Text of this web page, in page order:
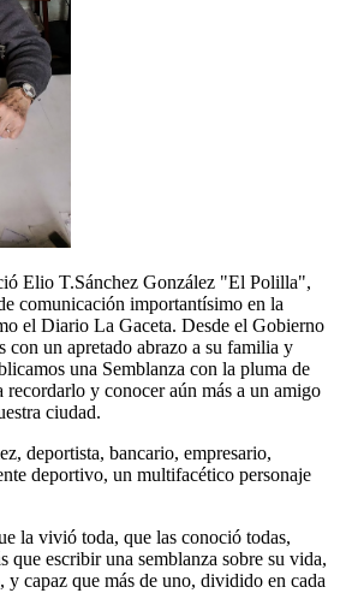
Elio T.Sánchez González "El Polilla",
comunicación importantísimo en la
el Diario La Gaceta. Desde el Gobierno
con un apretado abrazo a su familia y
una Semblanza con la pluma de
recordarlo y conocer aún más a un amigo
ciudad.
deportista, bancario, empresario,
deportivo, un multifacético personaje
la vivió toda, que las conoció todas,
que escribir una semblanza sobre su vida,
y capaz que más de uno, dividido en cada